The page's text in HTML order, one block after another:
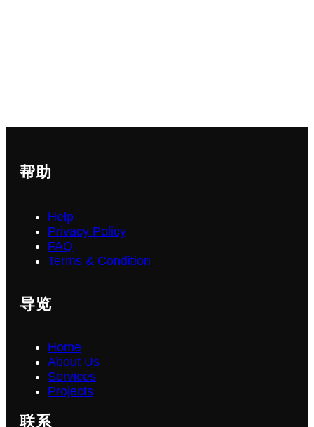
帮助
Help
Privacy Policy
FAQ
Terms & Condition
导览
Home
About Us
Services
Projects
联系